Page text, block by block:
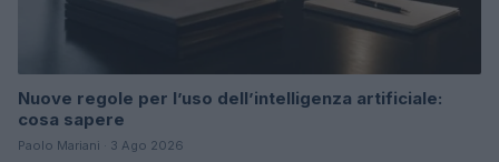
Nuove regole per l’uso dell’intelligenza artificiale:
cosa sapere
Paolo Mariani · 3 Ago 2026